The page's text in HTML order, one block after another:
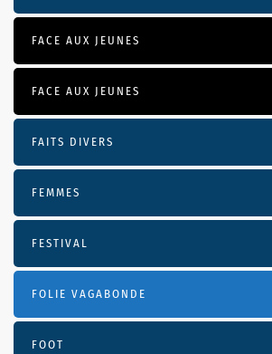
FACE AUX JEUNES
FACE AUX JEUNES
FAITS DIVERS
FEMMES
FESTIVAL
FOLIE VAGABONDE
FOOT